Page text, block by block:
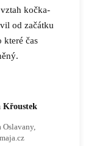
kočka-
od začátku
které čas
Křoustek